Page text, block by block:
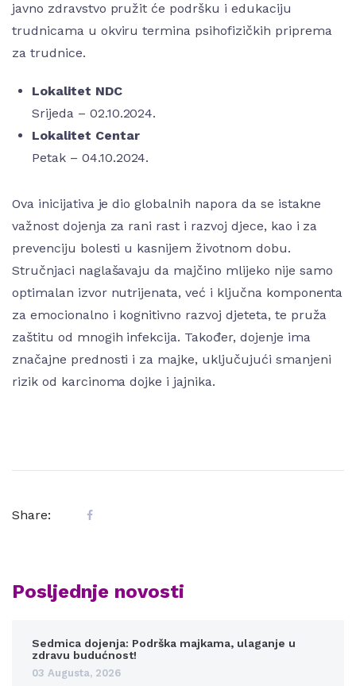
javno zdravstvo pružit će podršku i edukaciju
trudnicama u okviru termina psihofizičkih priprema
za trudnice.
Lokalitet NDC
Srijeda – 02.10.2024.
Lokalitet Centar
Petak – 04.10.2024.
Ova inicijativa je dio globalnih napora da se istakne
važnost dojenja za rani rast i razvoj djece, kao i za
prevenciju bolesti u kasnijem životnom dobu.
Stručnjaci naglašavaju da majčino mlijeko nije samo
optimalan izvor nutrijenata, već i ključna komponenta
za emocionalno i kognitivno razvoj djeteta, te pruža
zaštitu od mnogih infekcija. Također, dojenje ima
značajne prednosti i za majke, uključujući smanjeni
rizik od karcinoma dojke i jajnika.
Share:
Posljednje novosti
Sedmica dojenja: Podrška majkama, ulaganje u
zdravu budućnost!
03 Augusta, 2026